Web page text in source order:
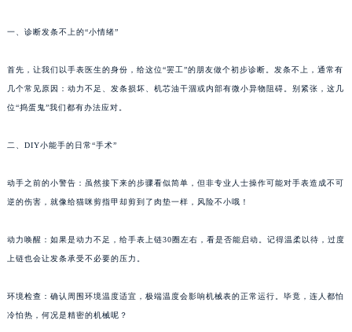
一、诊断发条不上的“小情绪”
首先，让我们以手表医生的身份，给这位“罢工”的朋友做个初步诊断。发条不上，通常有
几个常见原因：动力不足、发条损坏、机芯油干涸或内部有微小异物阻碍。别紧张，这几
位“捣蛋鬼”我们都有办法应对。
二、DIY小能手的日常“手术”
动手之前的小警告：虽然接下来的步骤看似简单，但非专业人士操作可能对手表造成不可
逆的伤害，就像给猫咪剪指甲却剪到了肉垫一样，风险不小哦！
动力唤醒：如果是动力不足，给手表上链30圈左右，看是否能启动。记得温柔以待，过度
上链也会让发条承受不必要的压力。
环境检查：确认周围环境温度适宜，极端温度会影响机械表的正常运行。毕竟，连人都怕
冷怕热，何况是精密的机械呢？